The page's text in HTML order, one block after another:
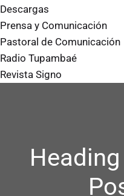
Descargas
Prensa y Comunicación
Pastoral de Comunicación
Radio Tupambaé
Revista Signo